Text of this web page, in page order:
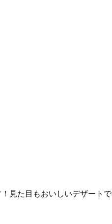
見た目もおいしいデザートで